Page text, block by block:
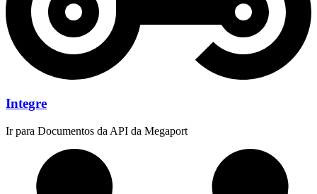
Integre
Ir para Documentos da API da Megaport